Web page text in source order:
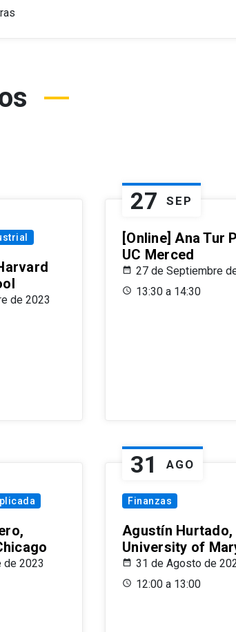
de 2023
27 SEP
[Online] Ana Tur
UC Merced
27 de Septiembre
13:30 a 14:30
de 2023
31 AGO
Finanzas
Agustín Hurtado,
University of
31 de Agosto de
12:00 a 13:00